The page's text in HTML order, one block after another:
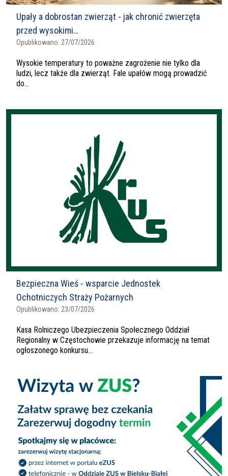
Upały a dobrostan zwierząt - jak chronić zwierzęta
przed wysokimi…
Opublikowano: 27/07/2026
Wysokie temperatury to poważne zagrożenie nie tylko dla
ludzi, lecz także dla zwierząt. Fale upałów mogą prowadzić
do...
Bezpieczna Wieś - wsparcie Jednostek
Ochotniczych Straży Pożarnych
Opublikowano: 23/07/2026
Kasa Rolniczego Ubezpieczenia Społecznego Oddział
Regionalny w Częstochowie przekazuje informację na temat
ogłoszonego konkursu...